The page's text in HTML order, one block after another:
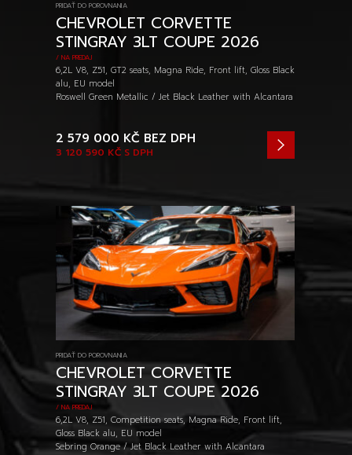
PRIDAŤ DO POROVNANIA
CHEVROLET CORVETTE
STINGRAY 3LT COUPE 2026
/ NA PREDAJ
6,2L V8, Z51, GT2 seats, Magna Ride, Front lift, Gloss Black
alu, EU model
Roswell Green Metallic / Jet Black Leather with Alcantara
3 120 590 KČ S DPH
2 579 000 KČ BEZ DPH
PRIDAŤ DO POROVNANIA
CHEVROLET CORVETTE
STINGRAY 3LT COUPE 2026
/ NA PREDAJ
6,2L V8, Z51, Competition seats, Magna Ride, Front lift,
Gloss Black alu, EU model
Sebring Orange / Jet Black Leather with Alcantara